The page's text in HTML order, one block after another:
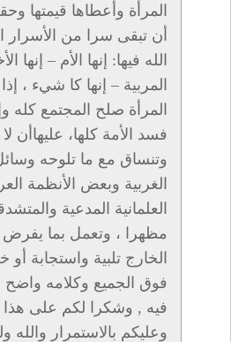
المرأة وأعطاها قيمتها
أن تبقى سرا من الأسرار
الله فيها: إنها الأم – إنها
المربية – إنها كا شيء ،
المرأة صلح المجتمع كله
فسد الأمة كلها، عليهاأن لا
وتنساق مع ما تلوحه
الغربية وبعض الأنظمة
العلمانية المدعية
مظهرا ، وتعمل بما يفرض
الخارج تلبية واستجابة أو
فوق الجميع وكلامه واضح
فيه , وشكرا لكم على هذا
وعليكم بالاستمرار والله